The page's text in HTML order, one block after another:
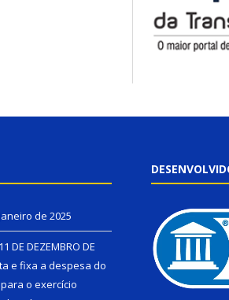
de 2025
DE DEZEMBRO DE
e fixa a despesa do
o exercício